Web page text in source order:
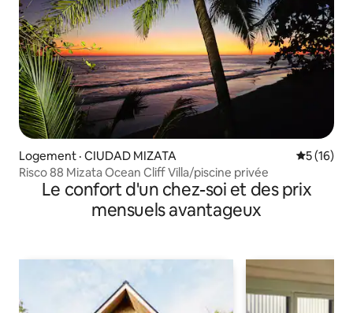
Logement · CIUDAD MIZATA Note
5 (16)
Risco 88 Mizata Ocean Cliff Villa/piscine privée
Le confort d'un chez-soi et des prix
mensuels avantageux